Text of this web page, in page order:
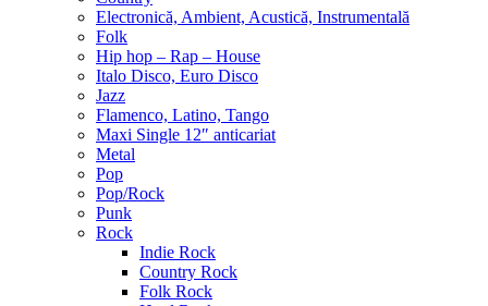
Electronică, Ambient, Acustică, Instrumentală
Folk
Hip hop – Rap – House
Italo Disco, Euro Disco
Jazz
Flamenco, Latino, Tango
Maxi Single 12″ anticariat
Metal
Pop
Pop/Rock
Punk
Rock
Indie Rock
Country Rock
Folk Rock